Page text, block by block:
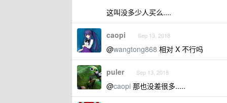
这叫没多少人买么....
caopi Sep 13, 2018
@wangtong868 相对 X 不行吗
puler Sep 13, 2018
@caopi 那也没差很多.....